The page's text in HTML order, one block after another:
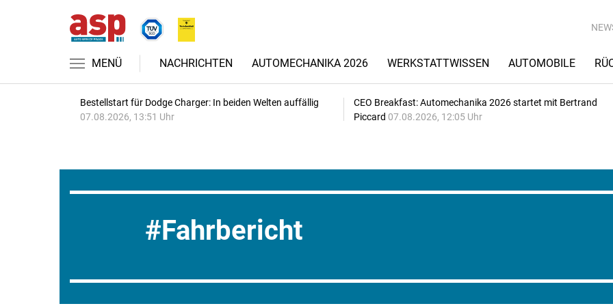
MENÜ NACHRICHTEN AUTOMECHANIKA 2026 WERKSTATTWISSEN AUTOMOBILE
Bestellstart für Dodge Charger: In beiden Welten auffällig
07.08.2026, 13:51 Uhr
CEO Breakfast: Automechanika 2026 startet mit Bertrand
Piccard 07.08.2026, 12:05 Uhr
Fahrbericht